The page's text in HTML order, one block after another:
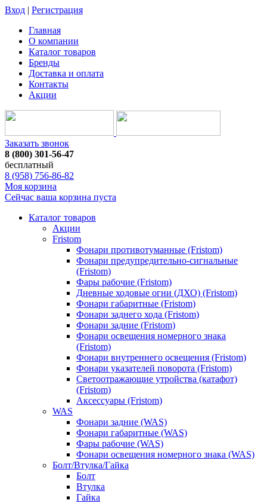
Вход | Регистрация
Главная
О компании
Каталог товаров
Бренды
Доставка и оплата
Контакты
Акции
Заказать звонок
8 (800) 301-56-47
бесплатный
8 (958) 756-86-82
Моя корзина
Сейчас ваша корзина пуста
Каталог товаров
Акции
Fristom
Фонари противотуманные (Fristom)
Фонари предупредительно-сигнальные
(Fristom)
Фары рабочие (Fristom)
Дневные ходовые огни (ДХО) (Fristom)
Фонари габаритные (Fristom)
Фонари заднего хода (Fristom)
Фонари задние (Fristom)
Фонари освещения номерного знака
(Fristom)
Фонари внутреннего освещения (Fristom)
Фонари указателей поворота (Fristom)
Светоотражающие утройства (катафот)
(Fristom)
Аксессуары (Fristom)
WAS
Фонари задние (WAS)
Фонари габаритные (WAS)
Фары рабочие (WAS)
Фонари освещения номерного знака (WAS)
Болт/Втулка/Гайка
Болт
Втулка
Гайка